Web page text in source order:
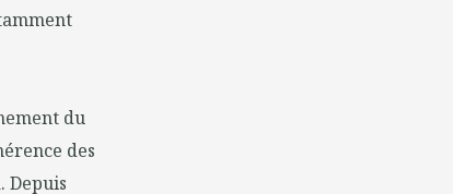
du
des
Depuis